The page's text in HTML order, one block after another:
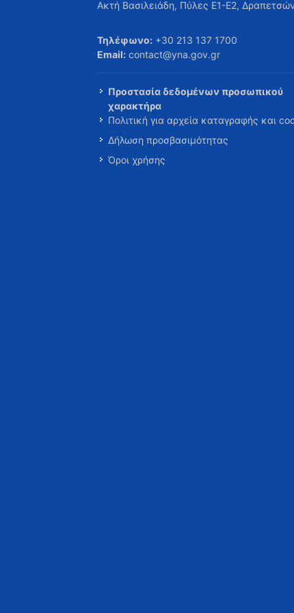
Ακτή Βασιλειάδη, Πύλες Ε1-Ε2,
Τηλέφωνο: +30 213 137 1700
Email: contact@yna.gov.gr
Προστασία δεδομένων προσωπικού
χαρακτήρα
Πολιτική για αρχεία καταγραφής και
Δήλωση προσβασιμότητας
Όροι χρήσης